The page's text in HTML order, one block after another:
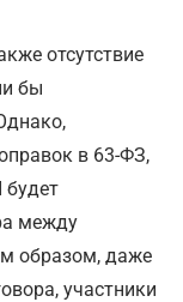
отсутствие
бы
в 63-ФЗ,
будет
между
образом, даже
участники